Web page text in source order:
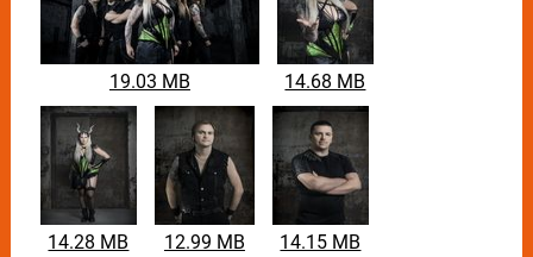
19.03 MB 14.68 MB
14.28 MB 12.99 MB 14.15 MB